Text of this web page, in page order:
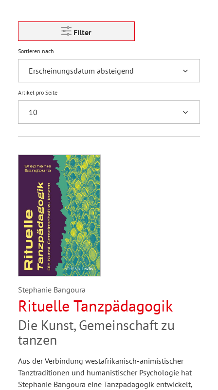
Filter
Sortieren nach
Artikel pro Seite
Stephanie Bangoura
Rituelle Tanzpädagogik
Die Kunst, Gemeinschaft zu
tanzen
Aus der Verbindung westafrikanisch-animistischer
Tanztraditionen und humanistischer Psychologie hat
Stephanie Bangoura eine Tanzpädagogik entwickelt,